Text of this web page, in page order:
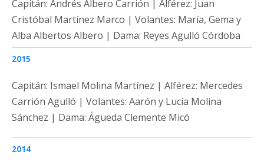
Capitán: Andrés Albero Carrión | Alférez: Juan
Cristóbal Martínez Marco | Volantes: María, Gema y
Alba Albertos Albero | Dama: Reyes Agulló Córdoba
2015
Capitán: Ismael Molina Martínez |Alférez: Mercedes
Carrión Agulló | Volantes: Aarón y Lucía Molina
Sánchez | Dama: Águeda Clemente Micó
2014